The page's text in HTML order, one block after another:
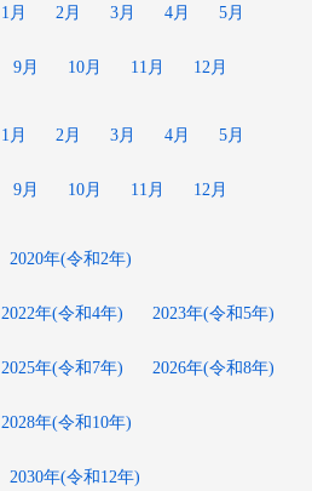
1月 2月 3月 4月 5月
9月 10月 11月 12月
1月 2月 3月 4月 5月
9月 10月 11月 12月
2020年(令和2年)
2022年(令和4年) 2023年(令和5年)
2025年(令和7年) 2026年(令和8年)
2028年(令和10年)
2030年(令和12年)